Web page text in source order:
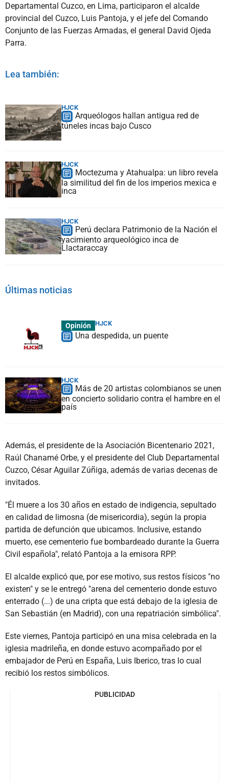
Departamental Cuzco, en Lima, participaron el alcalde
provincial del Cuzco, Luis Pantoja, y el jefe del Comando
Conjunto de las Fuerzas Armadas, el general David Ojeda
Parra.
Lea también:
HJCK
Arqueólogos hallan antigua red de
túneles incas bajo Cusco
HJCK
Moctezuma y Atahualpa: un libro revela
la similitud del fin de los imperios mexica e
inca
HJCK
Perú declara Patrimonio de la Nación el
yacimiento arqueológico inca de
Llactaraccay
Últimas noticias
Opinión HJCK
Una despedida, un puente
HJCK
Más de 20 artistas colombianos se unen
en concierto solidario contra el hambre en el
país
Además, el presidente de la Asociación Bicentenario 2021,
Raúl Chanamé Orbe, y el presidente del Club Departamental
Cuzco, César Aguilar Zúñiga, además de varias decenas de
invitados.
"Él muere a los 30 años en estado de indigencia, sepultado
en calidad de limosna (de misericordia), según la propia
partida de defunción que ubicamos. Inclusive, estando
muerto, ese cementerio fue bombardeado durante la Guerra
Civil española", relató Pantoja a la emisora RPP.
El alcalde explicó que, por ese motivo, sus restos físicos "no
existen" y se le entregó "arena del cementerio donde estuvo
enterrado (...) de una cripta que está debajo de la iglesia de
San Sebastián (en Madrid), con una repatriación simbólica".
Este viernes, Pantoja participó en una misa celebrada en la
iglesia madrileña, en donde estuvo acompañado por el
embajador de Perú en España, Luis Iberico, tras lo cual
recibió los restos simbólicos.
PUBLICIDAD